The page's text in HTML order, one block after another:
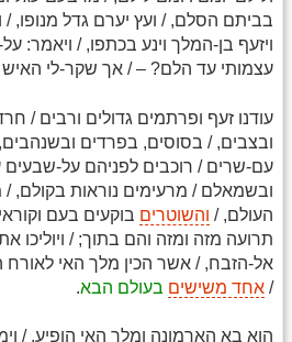
בביתם הסלם, / ועץ יערם גדל מנופו, /
ויזעף בן-המלך וינע בכתפו, / ויאמר:
עצמותי עד הלם? – / אך שקר-לי האיש
עודנו זעף ופרתמים גדולים ורבים /
ובצבים, / בסוסים, בפרדים ובשנהבים,
עם-שרים / רוכבים לפניהם על-שבעים
ובשמאלם / מרעימים נוראות בקולם, /
העולם, / והשוטרים בוקעים בעם
תרועה מזה ומזה והם בתוך; / ויוליכו
אל-הזבח, / אשר הכין מלך האי
/ אחד משישים בעולם הבא.
הוא בא הארמונה ומלך האי הופיע, /